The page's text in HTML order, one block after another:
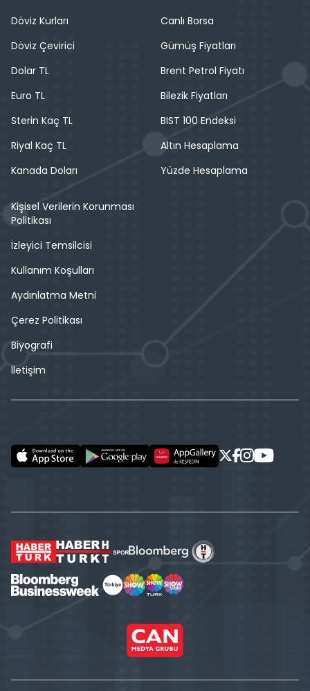
Döviz Kurları
Döviz Çevirici
Dolar TL
Euro TL
Sterin Kaç TL
Riyal Kaç TL
Kanada Doları
Canlı Borsa
Gümüş Fiyatları
Brent Petrol Fiyatı
Bilezik Fiyatları
BIST 100 Endeksi
Altın Hesaplama
Yüzde Hesaplama
Kişisel Verilerin Korunması
Politikası
İzleyici Temsilcisi
Kullanım Koşulları
Aydınlatma Metni
Çerez Politikası
Biyografi
İletişim